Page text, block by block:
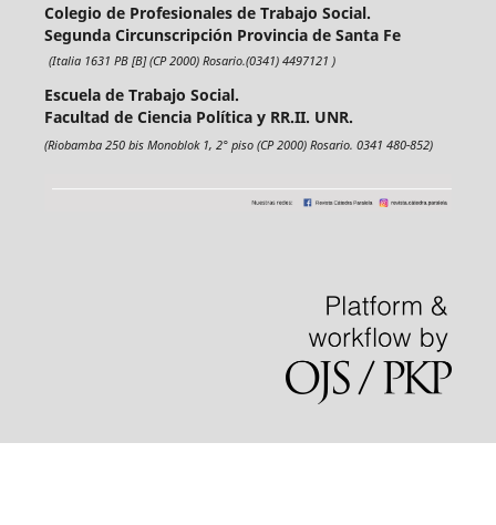
Colegio de Profesionales de Trabajo Social.
Segunda Circunscripción Provincia de Santa Fe
(Italia 1631 PB [B] (CP 2000) Rosario.(0341) 4497121 )
Escuela de Trabajo Social.
Facultad de Ciencia Política y RR.II. UNR.
(Riobamba 250 bis Monoblok 1, 2° piso (CP 2000) Rosario. 0341 480-852)